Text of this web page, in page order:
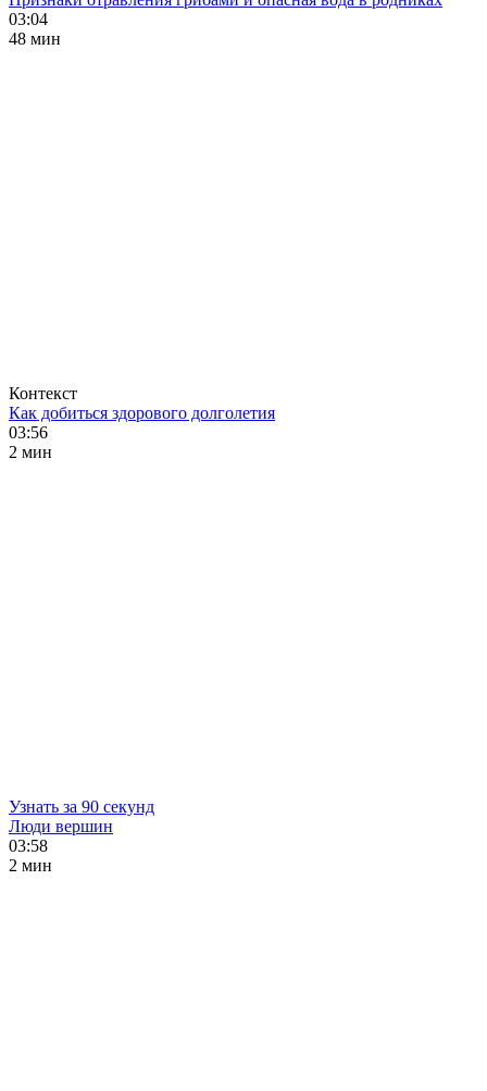
03:04
48 мин
Контекст
Как добиться здорового долголетия
03:56
2 мин
Узнать за 90 секунд
Люди вершин
03:58
2 мин